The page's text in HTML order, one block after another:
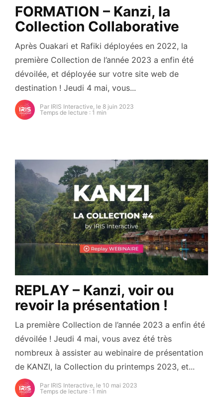
FORMATION – Kanzi, la
Collection Collaborative
Après Ouakari et Rafiki déployées en 2022, la
première Collection de l’année 2023 a enfin été
dévoilée, et déployée sur votre site web de
destination ! Jeudi 4 mai, vous...
Par IRIS Interactive, le 8 juin 2023
Temps de lecture : 1 min
REPLAY – Kanzi, voir ou
revoir la présentation !
La première Collection de l’année 2023 a enfin été
dévoilée ! Jeudi 4 mai, vous avez été très
nombreux à assister au webinaire de présentation
de KANZI, la Collection du printemps 2023, et...
Par IRIS Interactive, le 10 mai 2023
Temps de lecture : 1 min